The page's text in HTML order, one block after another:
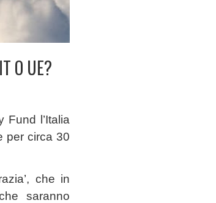
O UE?
l’Italia
per circa 30
che in
saranno